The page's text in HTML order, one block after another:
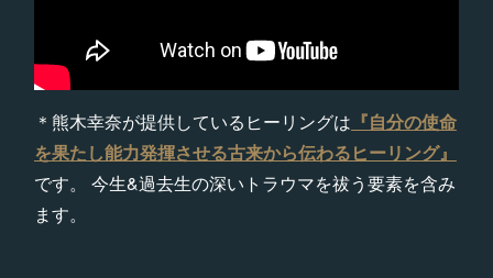
＊熊木幸奈が提供しているヒーリングは 『自分の使命
を果たし能力発揮させる古来から伝わるヒーリング』
です。 今生&過去生の深いトラウマを祓う要素を含み
ます。